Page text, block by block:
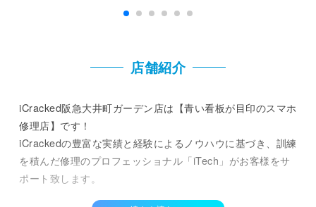
店舗紹介
iCracked阪急大井町ガーデン店は【青い看板が目印のスマホ
修理店】です！
iCrackedの豊富な実績と経験によるノウハウに基づき、訓練
を積んだ修理のプロフェッショナル「iTech」がお客様をサ
ポート致します。